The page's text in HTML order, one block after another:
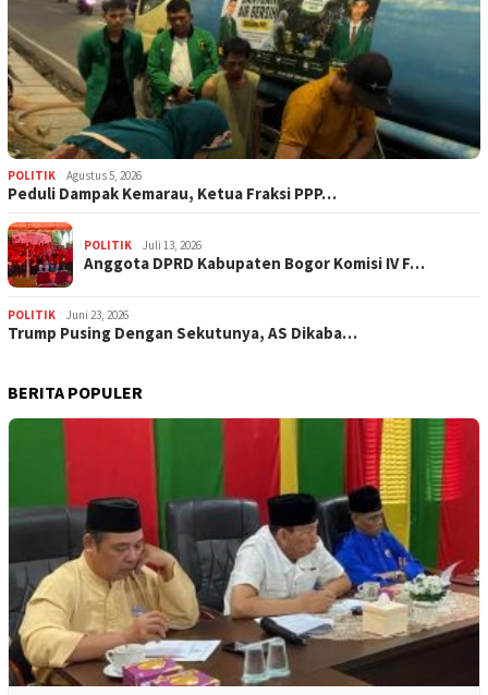
POLITIK Agustus 5, 2026
‎Peduli Dampak Kemarau, Ketua Fraksi PPP…
POLITIK Juli 13, 2026
Anggota DPRD Kabupaten Bogor Komisi IV F…
POLITIK Juni 23, 2026
Trump Pusing Dengan Sekutunya, AS Dikaba…
BERITA POPULER